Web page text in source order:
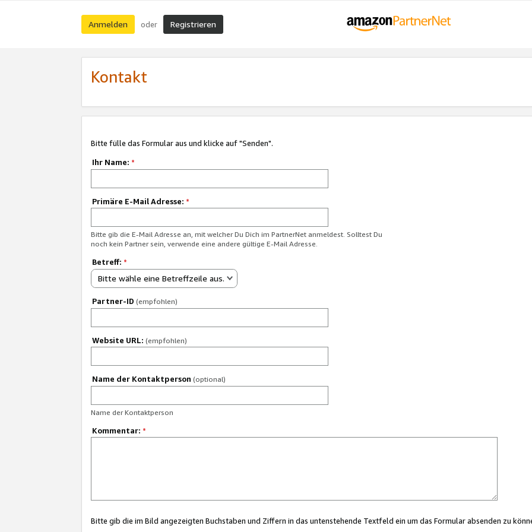
Anmelden oder Registrieren
Kontakt
Bitte fülle das Formular aus und klicke auf "Senden".
Ihr Name: *
Primäre E-Mail Adresse: *
Bitte gib die E-Mail Adresse an, mit welcher Du Dich im PartnerNet anmeldest. Solltest Du
noch kein Partner sein, verwende eine andere gültige E-Mail Adresse.
Betreff: *
Bitte wähle eine Betreffzeile aus.
Partner-ID (empfohlen)
Website URL: (empfohlen)
Name der Kontaktperson (optional)
Name der Kontaktperson
Kommentar: *
Bitte gib die im Bild angezeigten Buchstaben und Ziffern in das untenstehende Textfeld ein um das Formular absenden zu